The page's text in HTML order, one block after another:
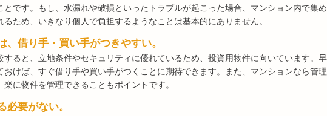
とです。もし、水漏れや破損といったトラブルが起こった場合、マンション内で集め
ため、いきなり個人で負担するようなことは基本的にありません。
、借り手・買い手がつきやすい。
すると、立地条件やセキュリティに優れているため、投資用物件に向いています。早
おけば、すぐ借り手や買い手がつくことに期待できます。また、マンションなら管理
に物件を管理できることもポイントです。
必要がない。